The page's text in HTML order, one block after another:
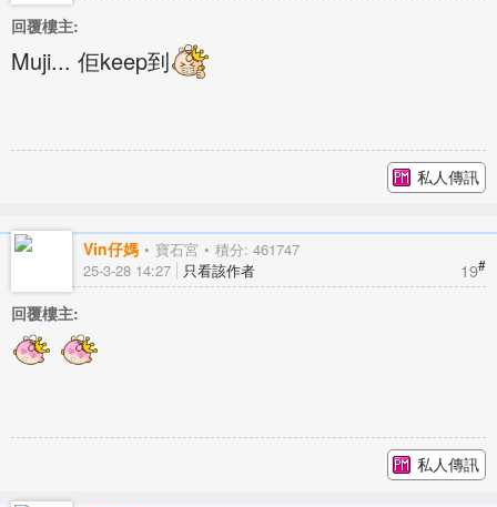
回覆樓主:
Muji... 佢keep到
私人傳訊
Vin仔媽 寶石宮 積分: 461747
19#
25-3-28 14:27 只看該作者
回覆樓主:
私人傳訊